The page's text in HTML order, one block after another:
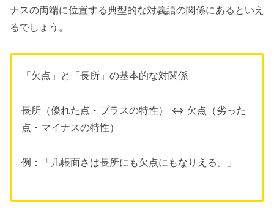
ナスの両端に位置する典型的な対義語の関係にあるといえ
るでしょう。
「欠点」と「長所」の基本的な対関係
長所（優れた点・プラスの特性） ⇔ 欠点（劣った
点・マイナスの特性）
例：「几帳面さは長所にも欠点にもなりえる。」